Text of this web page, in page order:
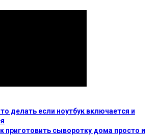
делать если ноутбук включается и
приготовить сыворотку дома просто и